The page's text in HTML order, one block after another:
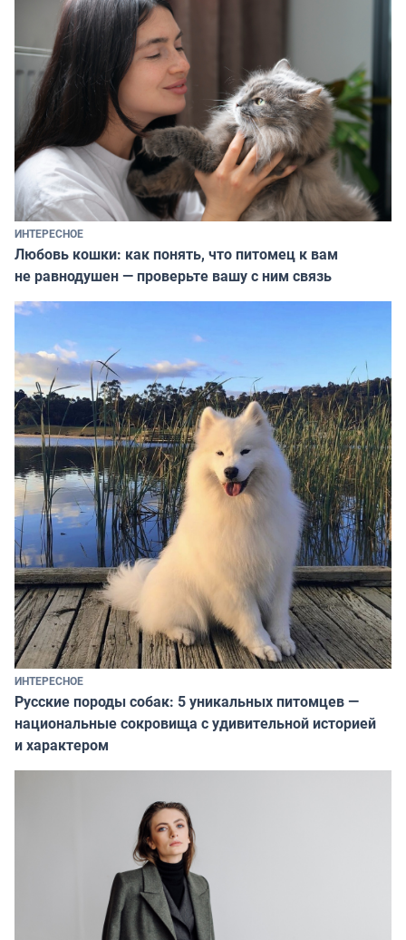
ИНТЕРЕСНОЕ
Любовь кошки: как понять, что питомец к вам
не равнодушен — проверьте вашу с ним связь
ИНТЕРЕСНОЕ
Русские породы собак: 5 уникальных питомцев —
национальные сокровища с удивительной историей
и характером